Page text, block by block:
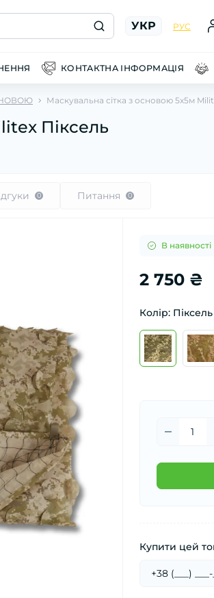
УКР РУС
КОНТАКТНА ІНФОРМАЦІЯ
Маскувальна сітка з основою 5х5м
Піксель
0 Питання 0
В наявності
2 750 ₴
Колір: Піксель
Купити цей